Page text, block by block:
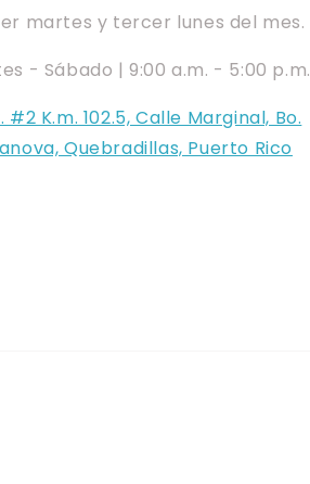
martes y tercer lunes del mes.
- Sábado | 9:00 a.m. - 5:00 p.m.
#2 K.m. 102.5, Calle Marginal, Bo.
Quebradillas, Puerto Rico